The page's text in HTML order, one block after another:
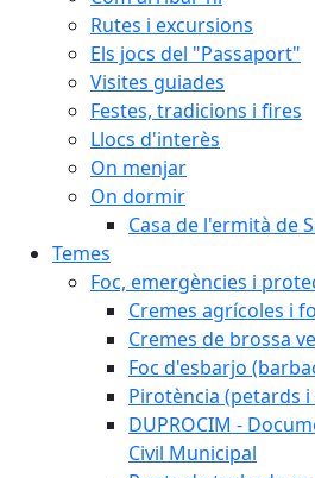
Rutes i excursions
Els jocs del "Passaport"
Visites guiades
Festes, tradicions i fires
Llocs d'interès
On menjar
On dormir
Casa de l'ermità de
Temes
Foc, emergències i
Cremes agrícoles i
Cremes de brossa
Foc d'esbarjo
Pirotència (petards
DUPROCIM -
Civil Municipal